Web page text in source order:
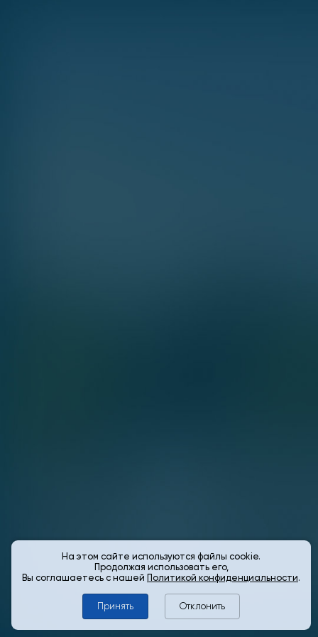
На этом сайте используются файлы cookie.
Продолжая использовать его,
Вы соглашаетесь с нашей Политикой конфиденциальности.
Принять Отклонить